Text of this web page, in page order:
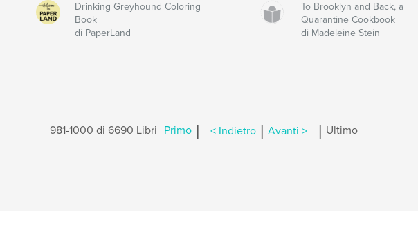
Drinking Greyhound Coloring
Book
di PaperLand
To Brooklyn and Back, a
Quarantine Cookbook
di Madeleine Stein
981-1000 di 6690 Libri Primo < Indietro Avanti > Ultimo